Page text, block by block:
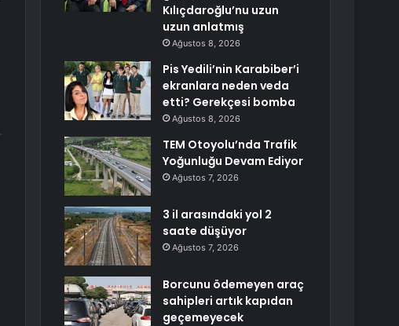
Kılıçdaroğlu’nu uzun
uzun anlatmış
Ağustos 8, 2026
Pis Yedili’nin Karabiber’i
ekranlara neden veda
etti? Gerekçesi bomba
Ağustos 8, 2026
TEM Otoyolu’nda Trafik
Yoğunluğu Devam Ediyor
Ağustos 7, 2026
3 il arasındaki yol 2
saate düşüyor
Ağustos 7, 2026
Borcunu ödemeyen araç
sahipleri artık kapıdan
geçemeyecek